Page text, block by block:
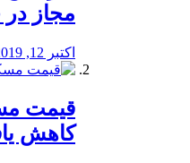
مجاز در
اکتبر 12, 2019
کاهش